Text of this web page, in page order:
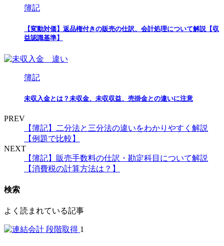
簿記
【変動対価】返品権付きの販売の仕訳、会計処理について解説【収
益認識基準】
簿記
未収入金とは？未収金、未収収益、売掛金との違いに注意
PREV
【簿記】二分法と三分法の違いをわかりやすく解説
【例題で比較】
NEXT
【簿記】販売手数料の仕訳・勘定科目について解説
【消費税の計算方法は？】
検索
よく読まれている記事
1